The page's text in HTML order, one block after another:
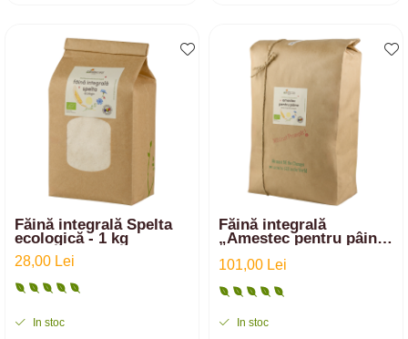
Făină integrală Spelta
ecologică - 1 kg
28,00 Lei
In stoc
Făină integrală
„Amestec pentru pâine”
Spelta, 33% Secară și
101,00 Lei
In stoc